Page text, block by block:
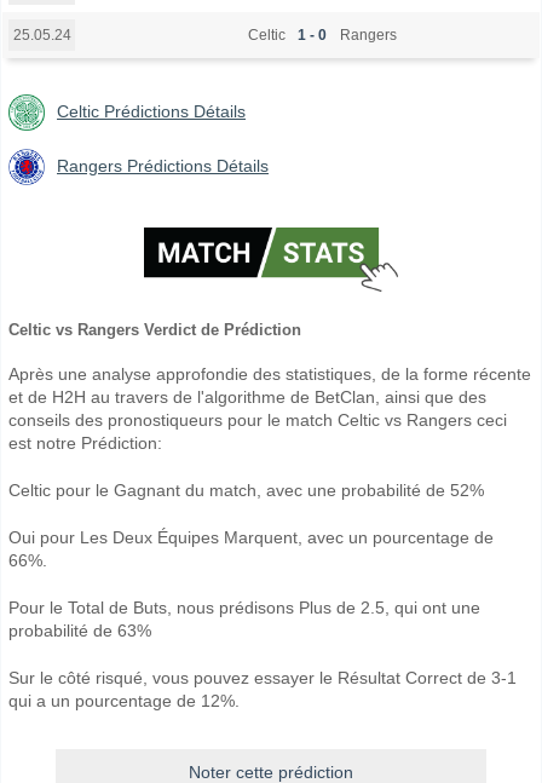
25.05.24 Celtic 1 - 0 Rangers
Celtic Prédictions Détails
Rangers Prédictions Détails
Celtic vs Rangers Verdict de Prédiction
Après une analyse approfondie des statistiques, de la forme récente
et de H2H au travers de l'algorithme de BetClan, ainsi que des
conseils des pronostiqueurs pour le match Celtic vs Rangers ceci
est notre Prédiction:
Celtic pour le Gagnant du match, avec une probabilité de 52%
Oui pour Les Deux Équipes Marquent, avec un pourcentage de
66%.
Pour le Total de Buts, nous prédisons Plus de 2.5, qui ont une
probabilité de 63%
Sur le côté risqué, vous pouvez essayer le Résultat Correct de 3-1
qui a un pourcentage de 12%.
Noter cette prédiction